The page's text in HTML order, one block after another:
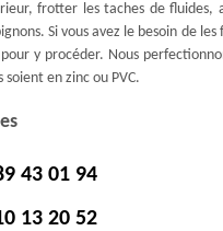
frotter les taches de fluides,
Si vous avez le besoin de
y procéder. Nous
soient en zinc ou PVC.
43 01 94
13 20 52